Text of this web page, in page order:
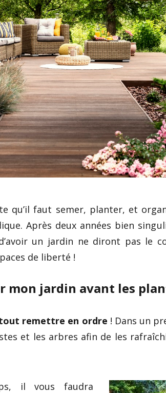
qu’il faut semer, planter, et
Après deux années bien
un jardin ne diront pas le
de liberté !
mon jardin avant les
remettre en ordre ! Dans un
et les arbres afin de les
il vous faudra